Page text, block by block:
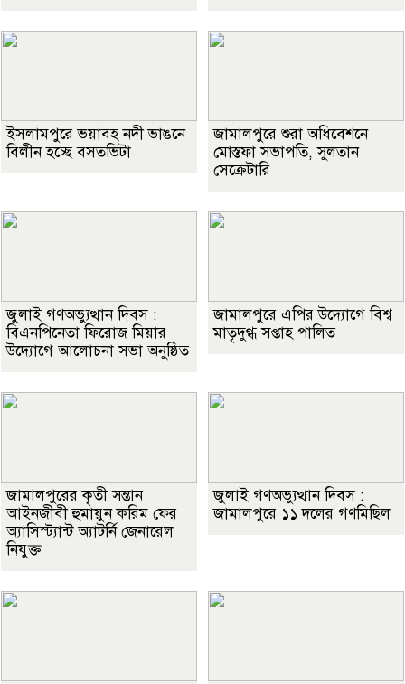
ইসলামপুরে ভয়াবহ নদী ভাঙনে
বিলীন হচ্ছে বসতভিটা
জামালপুরে শুরা অধিবেশনে
মোস্তফা সভাপতি, সুলতান
সেক্রেটারি
জুলাই গণঅভ্যুত্থান দিবস :
বিএনপিনেতা ফিরোজ মিয়ার
উদ্যোগে আলোচনা সভা অনুষ্ঠিত
জামালপুরে এপির উদ্যোগে বিশ্ব
মাতৃদুগ্ধ সপ্তাহ পালিত
জামালপুরের কৃতী সন্তান
আইনজীবী হুমায়ুন করিম ফের
অ্যাসিস্ট্যান্ট অ্যাটর্নি জেনারেল
নিযুক্ত
জুলাই গণঅভ্যুত্থান দিবস :
জামালপুরে ১১ দলের গণমিছিল